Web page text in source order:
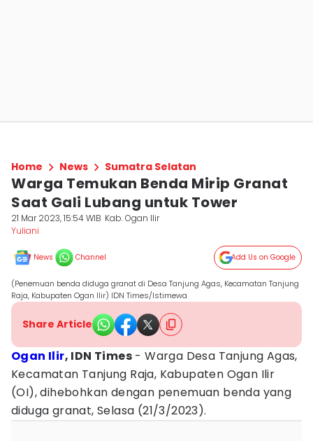
Home News Sumatra Selatan
Warga Temukan Benda Mirip Granat
Saat Gali Lubang untuk Tower
21 Mar 2023, 15:54 WIB Kab. Ogan Ilir
Yuliani
News Channel Add Us on Google
(Penemuan benda diduga granat di Desa Tanjung Agas, Kecamatan Tanjung
Raja, Kabupaten Ogan Ilir) IDN Times/Istimewa
Share Article
Ogan Ilir, IDN Times - Warga Desa Tanjung Agas,
Kecamatan Tanjung Raja, Kabupaten Ogan Ilir
(OI), dihebohkan dengan penemuan benda yang
diduga granat, Selasa (21/3/2023).